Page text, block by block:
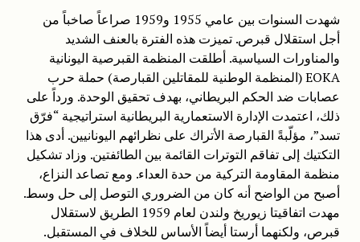
شهدت السنوات بين عامي 1955 و1959 صراعاً صاخباً من
أجل استقلال قبرص. تميزت هذه الفترة بالعنف الشديد
والمناورات السياسية. أطلقت المنظمة القبرصية اليونانية
EOKA (المنظمة الوطنية للمقاتلين القبارصة) حملة حرب
عصابات ضد الحكم البريطاني، بهدف تحقيق الوحدة. ورداً على
ذلك، اعتمدت الإدارة الاستعمارية البريطانية استراتيجية “فرّق
تسد”، مؤلّبةً القبارصة الأتراك على نظرائهم اليونانيين. أدى هذا
التكتيك إلى تفاقم التوترات القائمة بين الطائفتين. وزاد تشكيل
منظمة المقاومة التركية من حدة العداء. ومع تصاعد النزاع،
أصبح من الواضح أنه كان من الضروري التوصل إلى حل وسط.
مهدت اتفاقيتا زيوريخ ولندن لعام 1959 الطريق لاستقلال
قبرص، ولكنهما أرستا أيضاً الأساس للخلاف في المستقبل.